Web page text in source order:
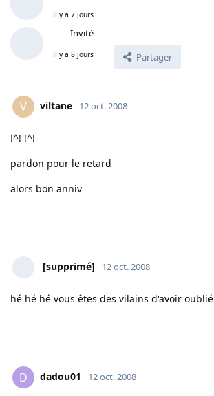
il y a 7 jours
Invité
il y a 8 jours Partager
V viltane 12 oct. 2008
!^! !^!
pardon pour le retard
alors bon anniv
[supprimé] 12 oct. 2008
hé hé hé vous êtes des vilains d'avoir oublié
D dadou01 12 oct. 2008